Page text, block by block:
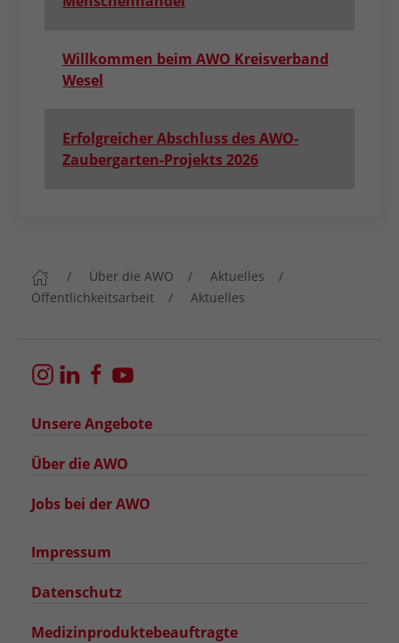
Willkommen beim AWO Kreisverband
Wesel
Erfolgreicher Abschluss des AWO-
Zaubergarten-Projekts 2026
Über die AWO
Aktuelles
Öffentlichkeitsarbeit
Aktuelles
Unsere Angebote
Über die AWO
Jobs bei der AWO
Impressum
Datenschutz
Medizinproduktebeauftragte